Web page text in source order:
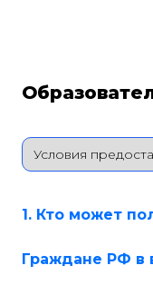
1. Кто может
Граждане РФ в